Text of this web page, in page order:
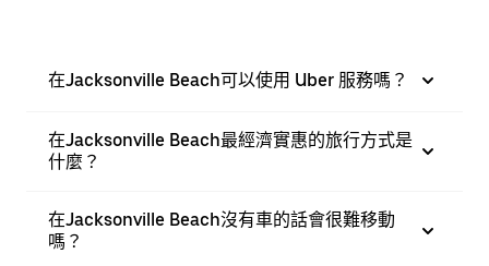
在Jacksonville Beach可以使用 Uber 服務嗎？
在Jacksonville Beach最經濟實惠的旅行方式是
什麼？
在Jacksonville Beach沒有車的話會很難移動
嗎？